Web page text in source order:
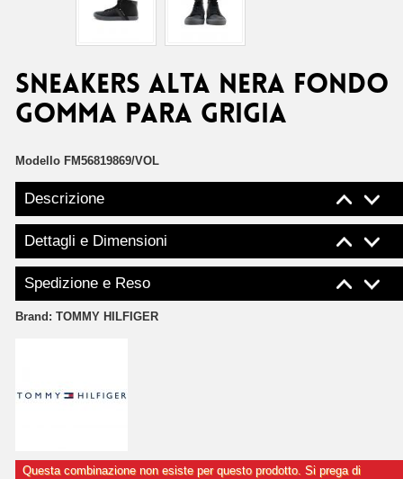
SNEAKERS ALTA NERA FONDO
GOMMA PARA GRIGIA
Modello FM56819869/VOL
Descrizione
Dettagli e Dimensioni
Spedizione e Reso
Brand: TOMMY HILFIGER
Questa combinazione non esiste per questo prodotto. Si prega di